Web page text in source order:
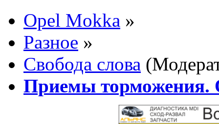
Opel Mokka »
Разное »
Свобода слова
Приемы торможения.